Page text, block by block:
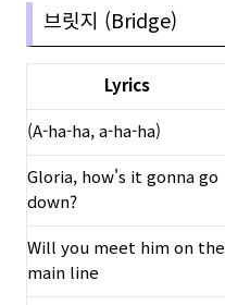
브릿지 (Bridge)
Lyrics
(A-ha-ha, a-ha-ha)
Gloria, how's it gonna go
down?
Will you meet him on the
main line